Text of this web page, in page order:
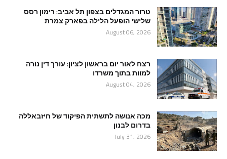
טרור המגדלים בצפון תל אביב: רימון רסס
שלישי הופעל הלילה בפארק צמרת
August 06, 2026
רצח לאור יום בראשון לציון: עורך דין נורה
למוות בתוך משרדו
August 04, 2026
מכה אנושה לתשתית הפיקוד של חיזבאללה
בדרום לבנון
July 31, 2026